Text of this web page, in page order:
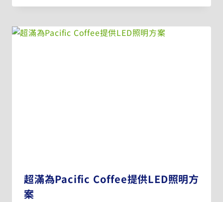
超滿為Pacific Coffee提供LED照明方
案